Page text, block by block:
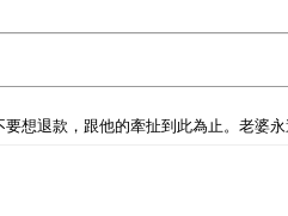
想退款，跟他的牽扯到此為止。老婆